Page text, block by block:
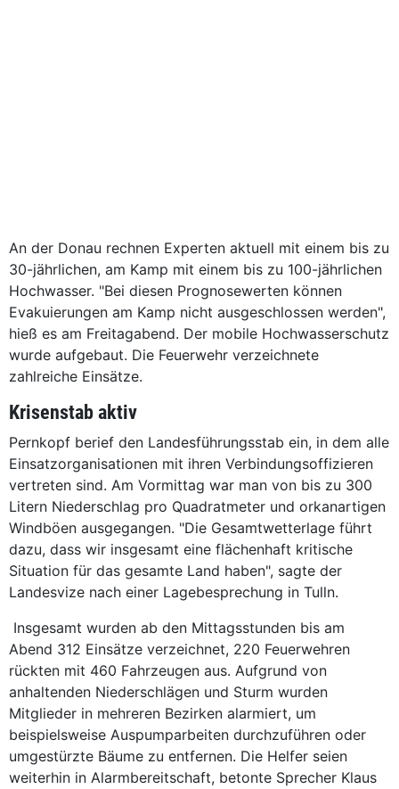
An der Donau rechnen Experten aktuell mit einem bis zu
30-jährlichen, am Kamp mit einem bis zu 100-jährlichen
Hochwasser. "Bei diesen Prognosewerten können
Evakuierungen am Kamp nicht ausgeschlossen werden",
hieß es am Freitagabend. Der mobile Hochwasserschutz
wurde aufgebaut. Die Feuerwehr verzeichnete
zahlreiche Einsätze.
Krisenstab aktiv
Pernkopf berief den Landesführungsstab ein, in dem alle
Einsatzorganisationen mit ihren Verbindungsoffizieren
vertreten sind. Am Vormittag war man von bis zu 300
Litern Niederschlag pro Quadratmeter und orkanartigen
Windböen ausgegangen. "Die Gesamtwetterlage führt
dazu, dass wir insgesamt eine flächenhaft kritische
Situation für das gesamte Land haben", sagte der
Landesvize nach einer Lagebesprechung in Tulln.
Insgesamt wurden ab den Mittagsstunden bis am
Abend 312 Einsätze verzeichnet, 220 Feuerwehren
rückten mit 460 Fahrzeugen aus. Aufgrund von
anhaltenden Niederschlägen und Sturm wurden
Mitglieder in mehreren Bezirken alarmiert, um
beispielsweise Auspumparbeiten durchzuführen oder
umgestürzte Bäume zu entfernen. Die Helfer seien
weiterhin in Alarmbereitschaft, betonte Sprecher Klaus